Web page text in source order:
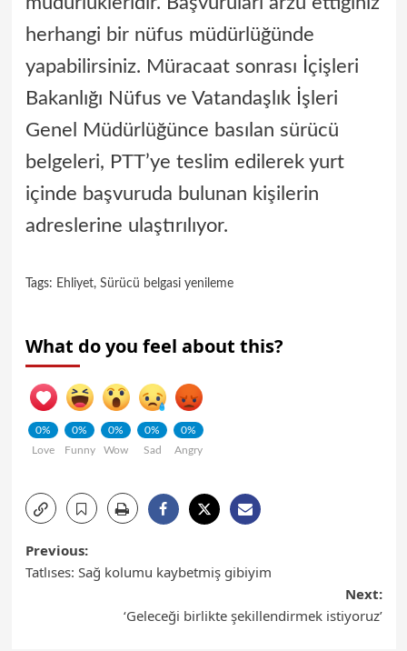
herhangi bir nüfus müdürlüğünde
yapabilirsiniz. Müracaat sonrası İçişleri
Bakanlığı Nüfus ve Vatandaşlık İşleri
Genel Müdürlüğünce basılan sürücü
belgeleri, PTT’ye teslim edilerek yurt
içinde başvuruda bulunan kişilerin
adreslerine ulaştırılıyor.
Tags: Ehliyet, Sürücü belgasi yenileme
What do you feel about this?
0%
Love
0%
Funny
0%
Wow
0%
Sad
0%
Angry
Previous:
Tatlıses: Sağ kolumu kaybetmiş gibiyim
Next:
‘Geleceği birlikte şekillendirmek istiyoruz’